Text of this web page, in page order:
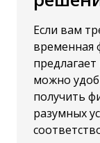
Если вам
временная
можно
получить
разумных